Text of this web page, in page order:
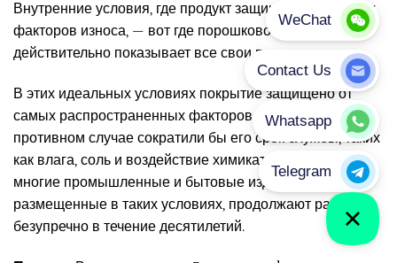
Внутренние условия, где продукт защищен от внешних
факторов износа, — вот где порошковое покрытие
действительно показывает все свои преимущества.
В этих идеальных условиях покрытие защищено от
самых распространенных факторов, которые в
противном случае сократили бы его срок службы, таких
как влага, соль и воздействие химикатов. Вот почему
многие промышленные и бытовые изделия,
размещенные в таких условиях, продолжают работать
безупречно в течение десятилетий.